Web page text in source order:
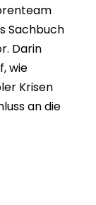
Sachbuch
Darin
wie
Krisen
an die